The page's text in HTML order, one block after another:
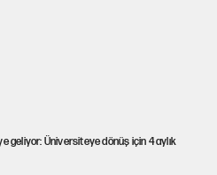
geliyor: Üniversiteye dönüş için 4 aylık